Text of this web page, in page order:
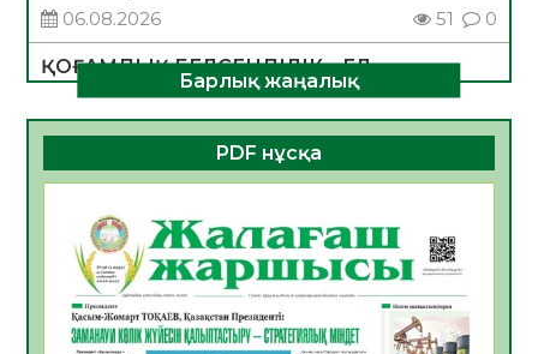
06.08.2026
51 0
ҚОҒАМДЫҚ БЕЛСЕНДІЛІК – ЕЛ
ДАМУЫНЫҢ НЕГІЗІ
06.08.2026
49 0
ҚҰРЫЛТАЙ САЙЛАУЫ – БОЛАШАҚҚА
БАСТАР ЖАУАПТЫ ТАҢДАУ
06.08.2026
Инфекциялық ауруларға қарсы иммундау
жұмыстарының тиімділігі
06.08.2026
53
Барлық жаңалық
PDF нұсқа